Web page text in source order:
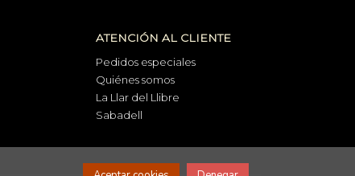
ATENCIÓN AL CLIENTE
Pedidos especiales
Quiénes somos
La Llar del Llibre
Sabadell